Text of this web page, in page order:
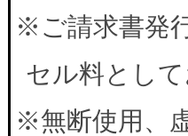
※ご請求書発
セル料とし
※無断使用、